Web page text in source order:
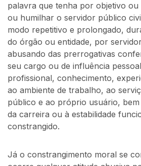
palavra que tenha por objetivo
ou humilhar o servidor público
modo repetitivo e prolongado,
do órgão ou entidade, por
abusando das prerrogativas
seu cargo ou de influência
profissional, conhecimento,
ao ambiente de trabalho, ao
público e ao próprio usuário,
da carreira ou à estabilidade
constrangido.
Já o constrangimento moral se